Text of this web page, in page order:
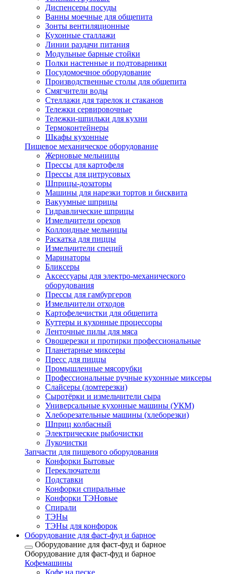
Диспенсеры посуды
Ванны моечные для общепита
Зонты вентиляционные
Кухонные сталлажи
Линии раздачи питания
Модульные барные стойки
Полки настенные и подтоварники
Посудомоечное оборудование
Производственные столы для общепита
Смягчители воды
Стеллажи для тарелок и стаканов
Тележки сервировочные
Тележки-шпильки для кухни
Термоконтейнеры
Шкафы кухонные
Пищевое механическое оборудование
Жерновые мельницы
Прессы для картофеля
Прессы для цитрусовых
Шприцы-дозаторы
Машины для нарезки тортов и бисквита
Вакуумные шприцы
Гидравлические шприцы
Измельчители орехов
Коллоидные мельницы
Раскатка для пиццы
Измельчители специй
Маринаторы
Бликсеры
Аксессуары для электро-механического
оборудования
Прессы для гамбургеров
Измельчители отходов
Картофелечистки для общепита
Куттеры и кухонные процессоры
Ленточные пилы для мяса
Овощерезки и протирки профессиональные
Планетарные миксеры
Пресс для пиццы
Промышленные мясорубки
Профессиональные ручные кухонные миксеры
Слайсеры (ломтерезки)
Сыротёрки и измельчители сыра
Универсальные кухонные машины (УКМ)
Хлеборезательные машины (хлеборезки)
Шприц колбасный
Электрические рыбочистки
Лукочистки
Запчасти для пищевого оборудования
Конфорки Бытовые
Переключатели
Подставки
Конфорки спиральные
Конфорки ТЭНовые
Спирали
ТЭНы
ТЭНы для конфорок
Оборудование для фаст-фуд и барное
Оборудование для фаст-фуд и барное
Оборудование для фаст-фуд и барное
Кофемашины
Кофе на песке